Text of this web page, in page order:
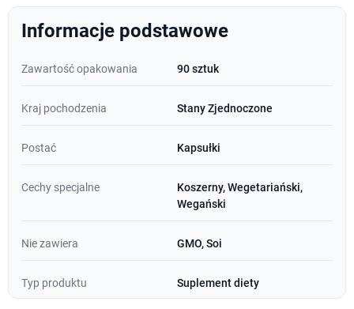
Informacje podstawowe
Zawartość opakowania 90 sztuk
Kraj pochodzenia Stany Zjednoczone
Postać Kapsułki
Cechy specjalne
Koszerny, Wegetariański,
Wegański
Nie zawiera GMO, Soi
Typ produktu Suplement diety